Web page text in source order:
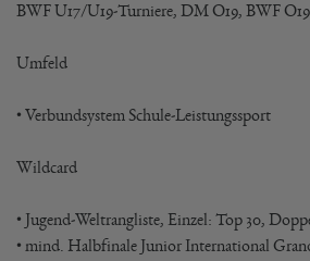
BWF U17/U19-Turniere, DM O19, BWF
Umfeld
• Verbundsystem Schule-Leistungssport
Wildcard
• Jugend-Weltrangliste, Einzel: Top 30,
• mind. Halbfinale Junior International